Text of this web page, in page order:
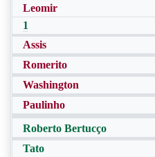
Leomir
1
Assis
Romerito
Washington
Paulinho
Roberto Bertucço
Tato